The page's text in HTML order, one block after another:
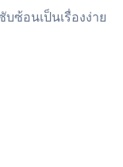
ซ้อนเป็นเรื่องง่าย